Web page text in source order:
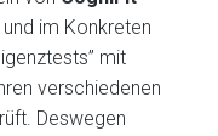
im Konkreten
mit
verschiedenen
Deswegen